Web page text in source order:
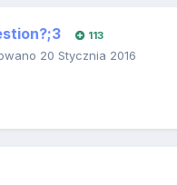
113
20 Stycznia 2016